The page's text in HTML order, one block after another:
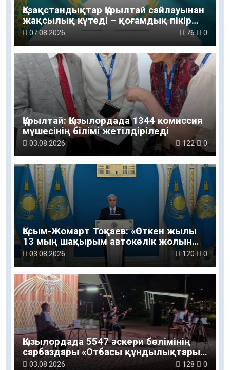
Қазақстандықтар Құрылтай сайлауынан
жақсылық күтеді – қоғамдық пікір
зерттеуі
07.08.2026 76 0
Құрылтай: Қызылордада 1344 комиссия
мүшесінің білімі жетілдіріледі
03.08.2026 122 0
Қасым-Жомарт Тоқаев: «Өткен жылы
13 мың шақырым автокөлік жолын
салу және жөндеу жұмысы
03.08.2026 120 0
Қызылордада 5547 әскери бөлімінің
сарбаздары «Отбасы құндылықтары
– ұлт болашағы» атты рухани-мәдени
03.08.2026 128 0